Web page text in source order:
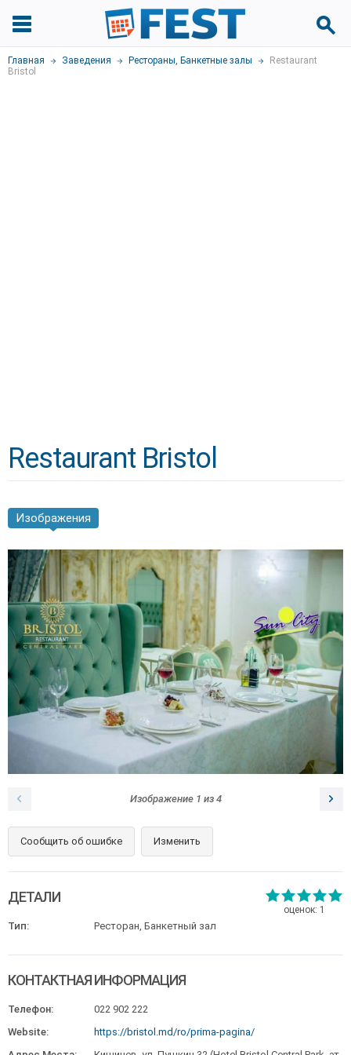
Главная Заведения Рестораны, Банкетные залы
Restaurant
Bristol
Restaurant Bristol
Изображения
Изображение 1 из 4
Сообщить об ошибке Изменить
оценок: 1
ДЕТАЛИ
Тип: Ресторан, Банкетный зал
КОНТАКТНАЯ ИНФОРМАЦИЯ
Телефон:
022 902 222
Website:
https://bristol.md/ro/prima-pagina/